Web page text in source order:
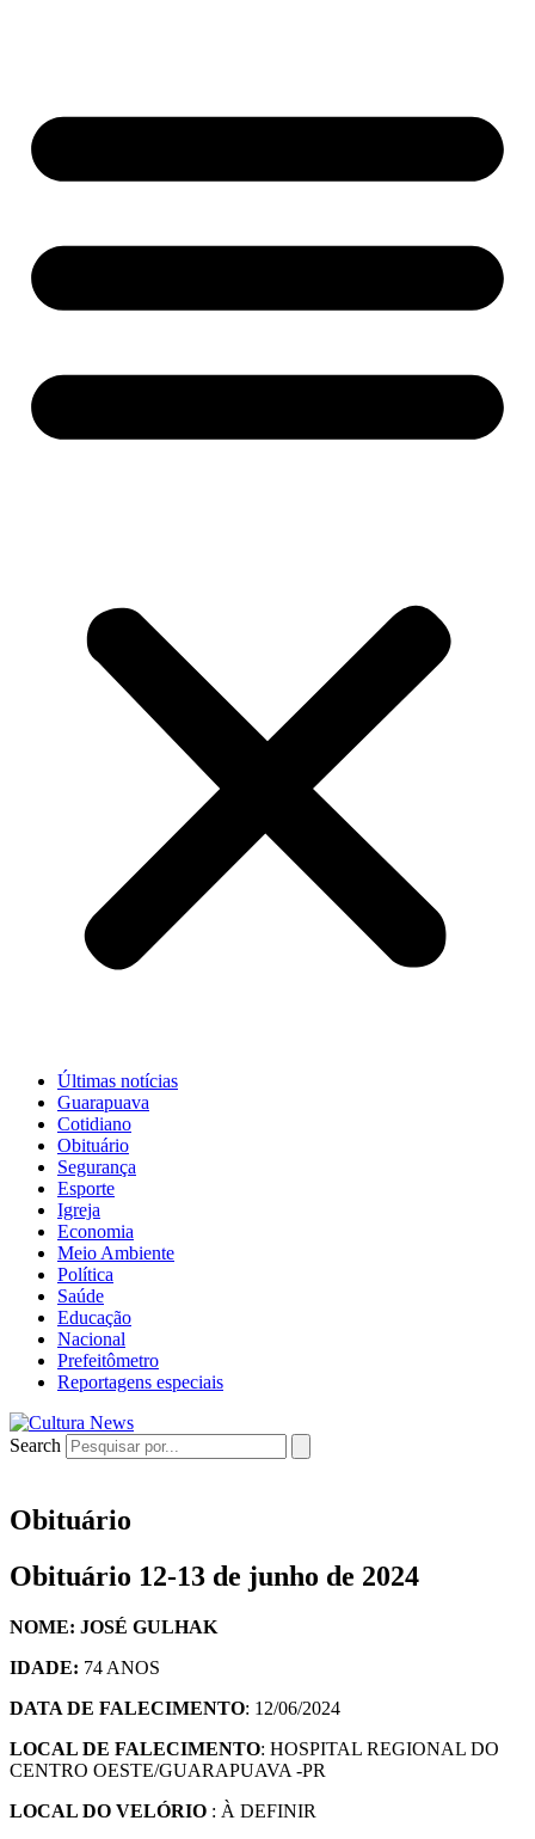
Últimas notícias
Guarapuava
Cotidiano
Obituário
Segurança
Esporte
Igreja
Economia
Meio Ambiente
Política
Saúde
Educação
Nacional
Prefeitômetro
Reportagens especiais
Search
Obituário
Obituário 12-13 de junho de 2024
NOME: JOSÉ GULHAK
IDADE: 74 ANOS
DATA DE FALECIMENTO: 12/06/2024
LOCAL DE FALECIMENTO: HOSPITAL REGIONAL DO
CENTRO OESTE/GUARAPUAVA -PR
LOCAL DO VELÓRIO : À DEFINIR